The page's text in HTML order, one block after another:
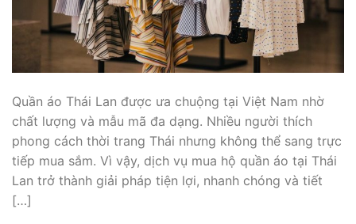
Quần áo Thái Lan được ưa chuộng tại Việt Nam nhờ
chất lượng và mẫu mã đa dạng. Nhiều người thích
phong cách thời trang Thái nhưng không thể sang trực
tiếp mua sắm. Vì vậy, dịch vụ mua hộ quần áo tại Thái
Lan trở thành giải pháp tiện lợi, nhanh chóng và tiết
[…]